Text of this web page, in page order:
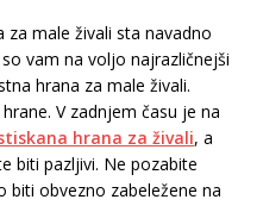
male živali sta navadno
vam na voljo najrazličnejši
hrana za male živali.
V zadnjem času je na
hrana za živali, a
biti pazljivi. Ne pozabite
biti obvezno zabeležene na